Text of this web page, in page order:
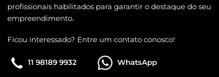
profissionais habilitados para garantir o destaque do seu
empreendimento.
Ficou interessado? Entre um contato conosco!
11 98189 9932 WhatsApp